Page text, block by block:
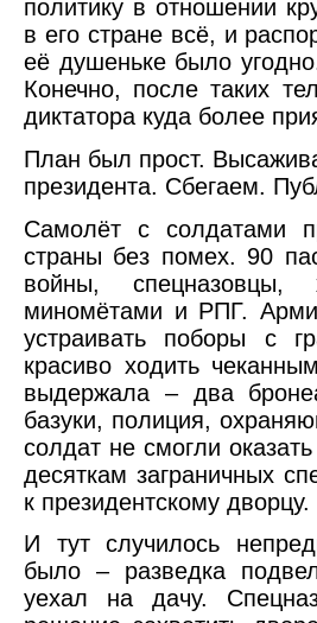
политику в отношении
в его стране всё, и
её душеньке было
Конечно, после таких
диктатора куда более
План был прост.
президента. Сбегаем.
Самолёт с солдатами
страны без помех. 90
войны, спецназовцы,
миномётами и РПГ.
устраивать поборы с
красиво ходить
выдержала – два
базуки, полиция,
солдат не смогли
десяткам заграничных
к президентскому дворцу.
И тут случилось
было – разведка
уехал на дачу.